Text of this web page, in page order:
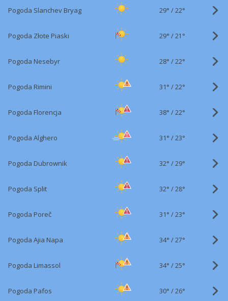
Pogoda Slanchev Bryag 29° /22°
Pogoda Złote Piaski 29° /21°
Pogoda Nesebyr 28° /22°
Pogoda Rimini 31° /22°
Pogoda Florencja 38° /22°
Pogoda Alghero 31° /23°
Pogoda Dubrownik 32° /29°
Pogoda Split 32° /28°
Pogoda Poreč 31° /23°
Pogoda Ajia Napa 34° /27°
Pogoda Limassol 34° /25°
Pogoda Pafos 30° /26°